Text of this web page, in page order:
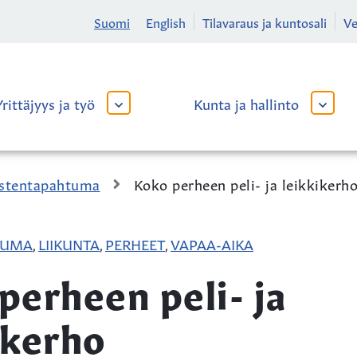
Suomi English Tilavaraus ja kuntosali
ja työ
AVAA
ALAVALIKKO
Kunta ja hallinto
AVAA
Koko perheen peli- ja leikkikerho
LIIKUNTA PERHEET, VAPAA-AIKA
peli- ja